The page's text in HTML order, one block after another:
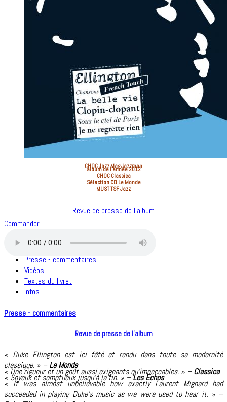
CHOCJazz Mag Jazzman
album de l’année 2012
CHOC Classica
Sélection CD Le Monde
MUSTTSF Jazz
Revue de presse de l’album
Commander
Presse - commentaires
Vidéos
Textes du livret
Infos
Presse - commentaires
Revue de presse de l’album
« Duke Ellington est ici fêté et rendu dans toute sa modernité
classique. » –Le Monde
« Une rigueur et un goût aussi exigeants qu’impeccables. » –Classica
« Soyeux et somptueux jusqu’à la fin. » –Les Echos
« It was almost unbelievable how exactly Laurent Mignard had
succeeded in playing Duke’s music as we were used to hear it. » –